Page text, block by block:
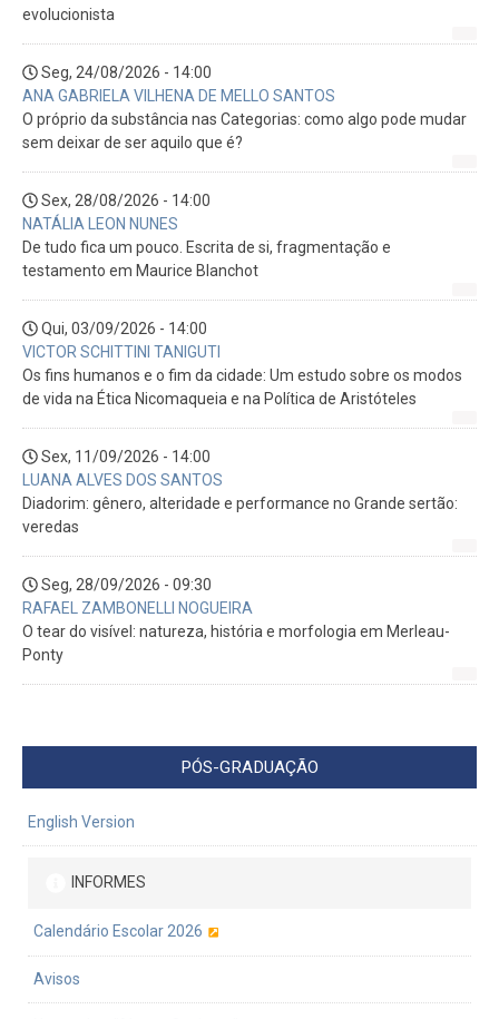
evolucionista
Seg, 24/08/2026 - 14:00
ANA GABRIELA VILHENA DE MELLO SANTOS
O próprio da substância nas Categorias: como algo pode mudar
sem deixar de ser aquilo que é?
Sex, 28/08/2026 - 14:00
NATÁLIA LEON NUNES
De tudo fica um pouco. Escrita de si, fragmentação e
testamento em Maurice Blanchot
Qui, 03/09/2026 - 14:00
VICTOR SCHITTINI TANIGUTI
Os fins humanos e o fim da cidade: Um estudo sobre os modos
de vida na Ética Nicomaqueia e na Política de Aristóteles
Sex, 11/09/2026 - 14:00
LUANA ALVES DOS SANTOS
Diadorim: gênero, alteridade e performance no Grande sertão:
veredas
Seg, 28/09/2026 - 09:30
RAFAEL ZAMBONELLI NOGUEIRA
O tear do visível: natureza, história e morfologia em Merleau-
Ponty
PÓS-GRADUAÇÃO
English Version
INFORMES
Calendário Escolar 2026
Avisos